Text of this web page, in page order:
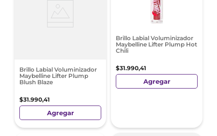
Brillo Labial Voluminizador
Maybelline Lifter Plump
Blush Blaze
$31.990,41
Agregar
Brillo Labial Voluminizador
Maybelline Lifter Plump Hot
Chili
$31.990,41
Agregar